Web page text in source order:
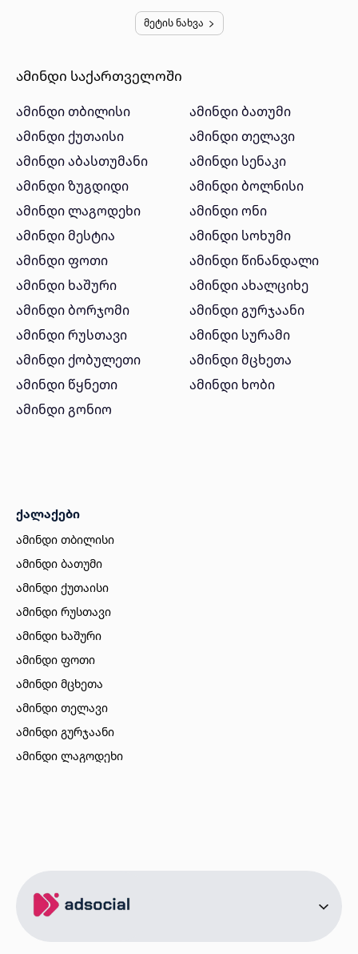
მეტის ნახვა
ამინდი საქართველოში
ამინდი თბილისი
ამინდი ბათუმი
ამინდი ქუთაისი
ამინდი თელავი
ამინდი აბასთუმანი
ამინდი სენაკი
ამინდი ზუგდიდი
ამინდი ბოლნისი
ამინდი ლაგოდეხი
ამინდი ონი
ამინდი მესტია
ამინდი სოხუმი
ამინდი ფოთი
ამინდი წინანდალი
ამინდი ხაშური
ამინდი ახალციხე
ამინდი ბორჯომი
ამინდი გურჯაანი
ამინდი რუსთავი
ამინდი სურამი
ამინდი ქობულეთი
ამინდი მცხეთა
ამინდი წყნეთი
ამინდი ხობი
ამინდი გონიო
ქალაქები
ამინდი თბილისი
ამინდი ბათუმი
ამინდი ქუთაისი
ამინდი რუსთავი
ამინდი ხაშური
ამინდი ფოთი
ამინდი მცხეთა
ამინდი თელავი
ამინდი გურჯაანი
ამინდი ლაგოდეხი
ამინდი ზუგდიდი